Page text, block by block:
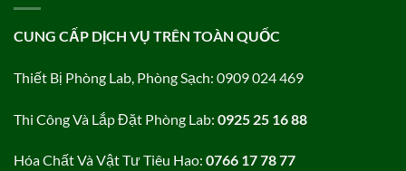
CUNG CẤP DỊCH VỤ TRÊN TOÀN QUỐC
Thiết Bị Phòng Lab, Phòng Sạch: 0909 024 469
Thi Công Và Lắp Đặt Phòng Lab: 0925 25 16 88
Hóa Chất Và Vật Tư Tiêu Hao: 0766 17 78 77